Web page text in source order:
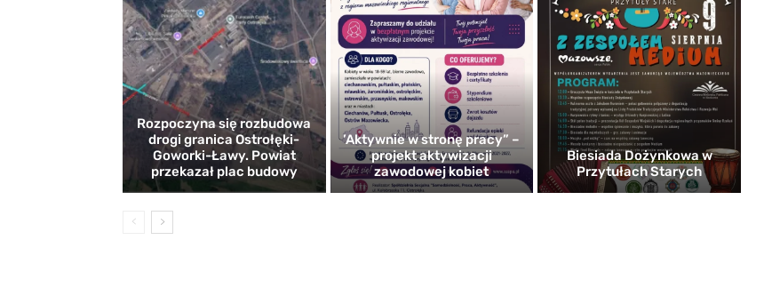
Rozpoczyna się rozbudowa
drogi granica Ostrołęki-
Goworki-Ławy. Powiat
przekazał plac budowy
’Aktywnie w stronę pracy” –
projekt aktywizacji
zawodowej kobiet
Biesiada Dożynkowa w
Przytułach Starych